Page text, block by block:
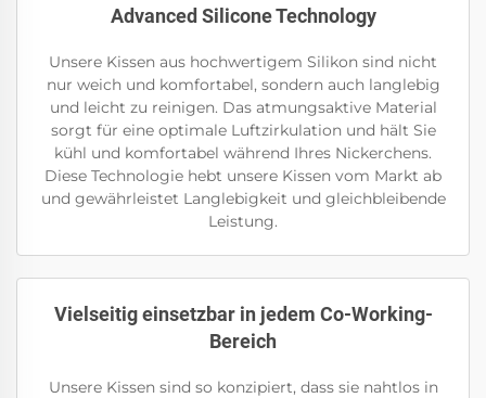
Advanced Silicone Technology
Unsere Kissen aus hochwertigem Silikon sind nicht
nur weich und komfortabel, sondern auch langlebig
und leicht zu reinigen. Das atmungsaktive Material
sorgt für eine optimale Luftzirkulation und hält Sie
kühl und komfortabel während Ihres Nickerchens.
Diese Technologie hebt unsere Kissen vom Markt ab
und gewährleistet Langlebigkeit und gleichbleibende
Leistung.
Vielseitig einsetzbar in jedem Co-Working-
Bereich
Unsere Kissen sind so konzipiert, dass sie nahtlos in